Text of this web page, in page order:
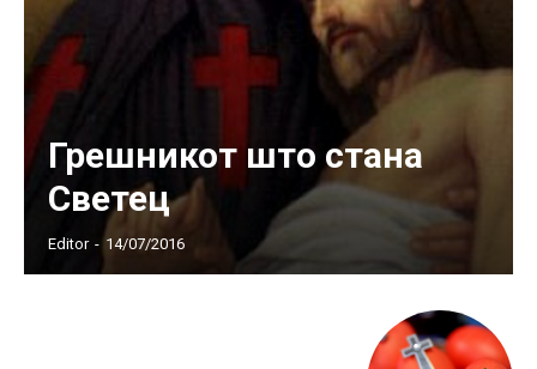
Грешникот што стана
Светец
Editor - 14/07/2016